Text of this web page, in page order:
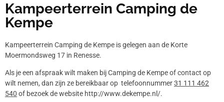
Kampeerterrein Camping de
Kempe
Kampeerterrein Camping de Kempe is gelegen aan de Korte
Moermondsweg 17 in Renesse.
Als je een afspraak wilt maken bij Camping de Kempe of contact op
wilt nemen, dan zijn ze bereikbaar op telefoonnummer31 111 462
540 of bezoek de website http://www.dekempe.nl/.